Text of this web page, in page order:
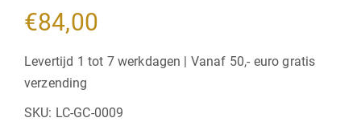
€84,00
Levertijd 1 tot 7 werkdagen | Vanaf 50,- euro gratis
verzending
SKU: LC-GC-0009